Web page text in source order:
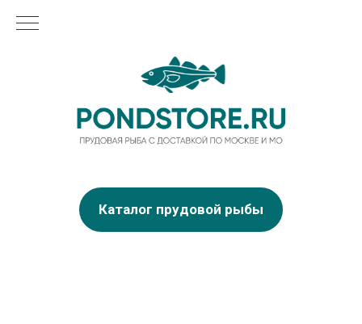
Каталог прудовой рыбы